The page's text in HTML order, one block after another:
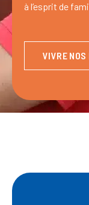
à l’esprit de
VIVRE NOS